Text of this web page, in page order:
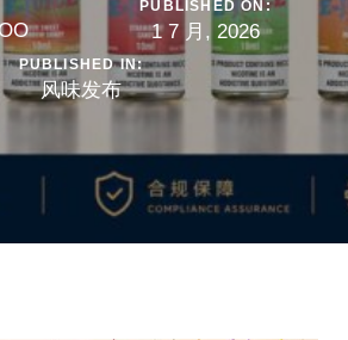
PUBLISHED ON:
1 7 月, 2026
PUBLISHED IN:
风味发布